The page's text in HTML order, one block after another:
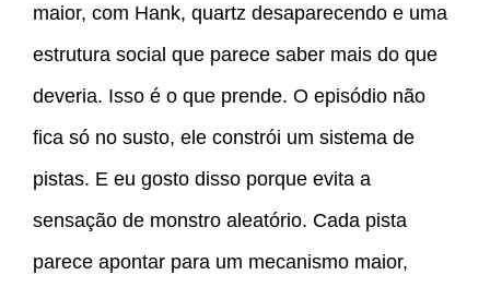
maior, com Hank, quartz desaparecendo e uma
estrutura social que parece saber mais do que
deveria. Isso é o que prende. O episódio não
fica só no susto, ele constrói um sistema de
pistas. E eu gosto disso porque evita a
sensação de monstro aleatório. Cada pista
parece apontar para um mecanismo maior,